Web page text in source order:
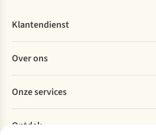
Klantendienst
Bestellen
Betalen
Levering
Retourneren
Bestelling herroepen
Over ons
Explore More
Verantwoord ondernemen
Over Ayacucho
Onze services
Ontdek